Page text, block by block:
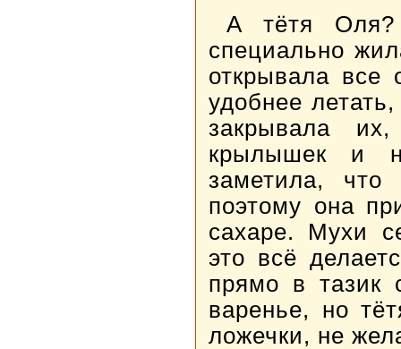
А тётя Оля?
специально
открывала все
удобнее
закрывала
крылышек и
заметила,
поэтому она
сахаре. Мухи
это всё
прямо в тазик
варенье, но
ложечки, не